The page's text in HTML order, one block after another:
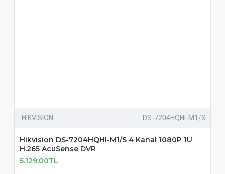
HIKVISION DS-7204HQHI-M1/S
Hikvision DS-7204HQHI-M1/S 4 Kanal 1080P 1U
H.265 AcuSense DVR
5.129,00TL